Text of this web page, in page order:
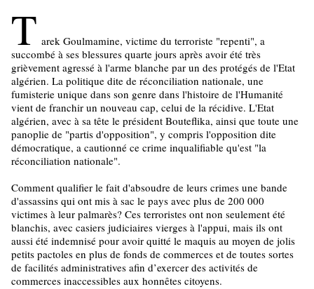
T arek Goulmamine, victime du terroriste "repenti", a
succombé à ses blessures quarte jours après avoir été très
grièvement agressé à l'arme blanche par un des protégés de l'Etat
algérien. La politique dite de réconciliation nationale, une
fumisterie unique dans son genre dans l'histoire de l'Humanité
vient de franchir un nouveau cap, celui de la récidive. L'Etat
algérien, avec à sa tête le président Bouteflika, ainsi que toute une
panoplie de "partis d'opposition", y compris l'opposition dite
démocratique, a cautionné ce crime inqualifiable qu'est "la
réconciliation nationale".
Comment qualifier le fait d'absoudre de leurs crimes une bande
d'assassins qui ont mis à sac le pays avec plus de 200 000
victimes à leur palmarès? Ces terroristes ont non seulement été
blanchis, avec casiers judiciaires vierges à l'appui, mais ils ont
aussi été indemnisé pour avoir quitté le maquis au moyen de jolis
petits pactoles en plus de fonds de commerces et de toutes sortes
de facilités administratives afin d’exercer des activités de
commerces inaccessibles aux honnêtes citoyens.